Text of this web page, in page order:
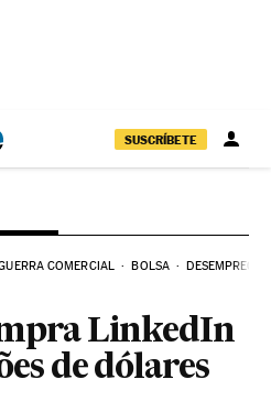
SUSCRÍBETE
COMERCIAL BOLSA DESEMPREGO
LinkedIn
de dólares